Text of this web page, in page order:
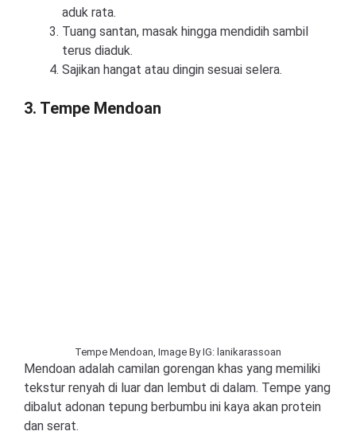
aduk rata.
Tuang santan, masak hingga mendidih sambil
terus diaduk.
Sajikan hangat atau dingin sesuai selera.
3. Tempe Mendoan
Tempe Mendoan, Image By IG: lanikarassoan
Mendoan adalah camilan gorengan khas yang memiliki
tekstur renyah di luar dan lembut di dalam. Tempe yang
dibalut adonan tepung berbumbu ini kaya akan protein
dan serat.